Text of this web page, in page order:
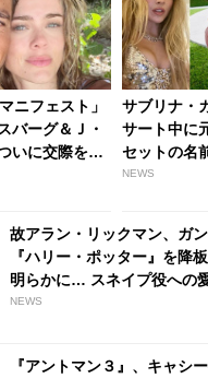
ニフェスト」
バーグ＆Ｊ・
いに交際をオ
ィジーで「信
写真あり］ -
サブリナ・
サート中に
セットの名
オリヴィア
うして・・
NEWS
故アラン・リックマン、ガ
『ハリー・ポッター』を降
明らかに… スネイプ役への
tvgroove
NEWS
『アントマン３』、キャシ